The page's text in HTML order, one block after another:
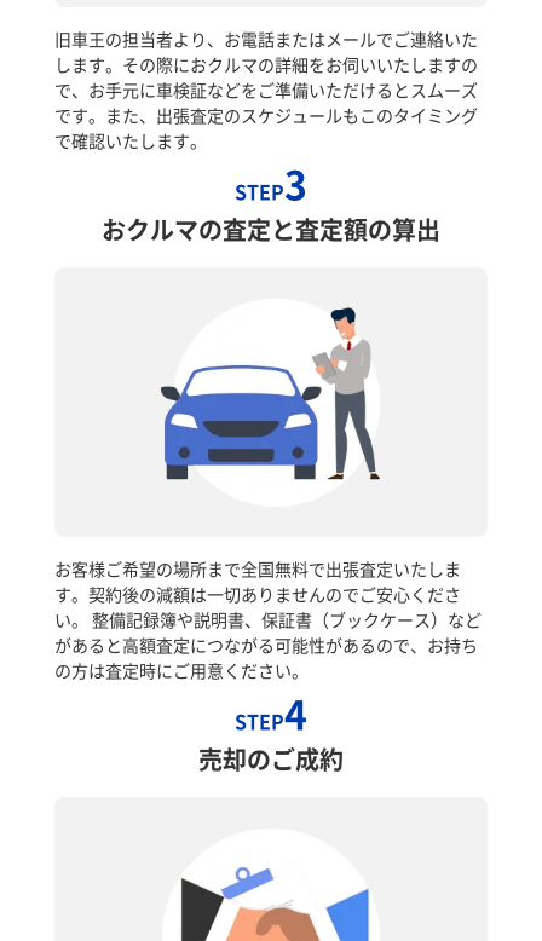
旧車王の担当者より、お電話またはメールでご連絡いた
します。その際におクルマの詳細をお伺いいたしますの
で、お手元に車検証などをご準備いただけるとスムーズ
です。また、出張査定のスケジュールもこのタイミング
で確認いたします。
STEP3
おクルマの査定と査定額の算出
お客様ご希望の場所まで全国無料で出張査定いたしま
す。契約後の減額は一切ありませんのでご安心くださ
い。 整備記録簿や説明書、保証書（ブックケース）など
があると高額査定につながる可能性があるので、お持ち
の方は査定時にご用意ください。
STEP4
売却のご成約